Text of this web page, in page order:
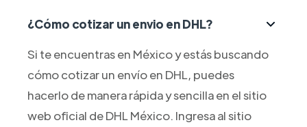
¿Cómo cotizar un envio en DHL?
Si te encuentras en México y estás buscando
cómo cotizar un envío en DHL, puedes
hacerlo de manera rápida y sencilla en el sitio
web oficial de DHL México. Ingresa al sitio